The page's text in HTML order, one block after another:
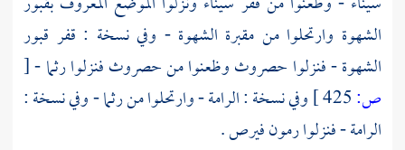
الشهوة وارتحلوا من مقبرة الشهوة- وفي نسخة : قفر قبور
الشهوة- فنزلوا حصروثوظعنوا منحصروثفنزلوارثما-
[
ص:
وفي نسخة :الرامة- وارتحلوا منرثما- وفي نسخة :
الرامة- فنزلوارمون فيرص.